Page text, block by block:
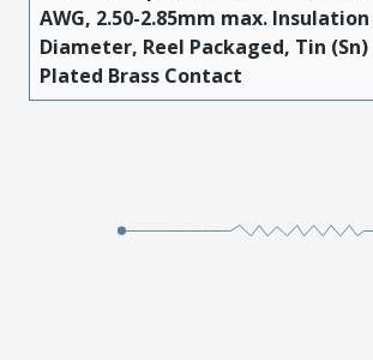
AWG, 2.50-2.85mm max. Insulation
Diameter, Reel Packaged, Tin (Sn)
Plated Brass Contact